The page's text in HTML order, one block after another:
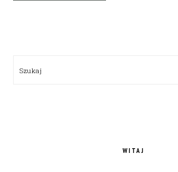
Szukaj
WITAJ